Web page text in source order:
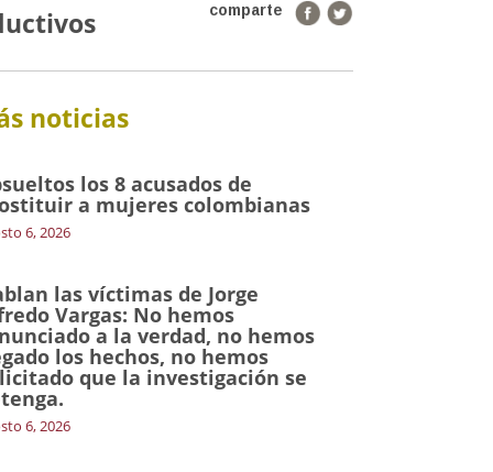
comparte
noticias
los 8 acusados de
a mujeres colombianas
6, 2026
las víctimas de Jorge
Vargas: No hemos
a la verdad, no hemos
los hechos, no hemos
que la investigación se
6, 2026